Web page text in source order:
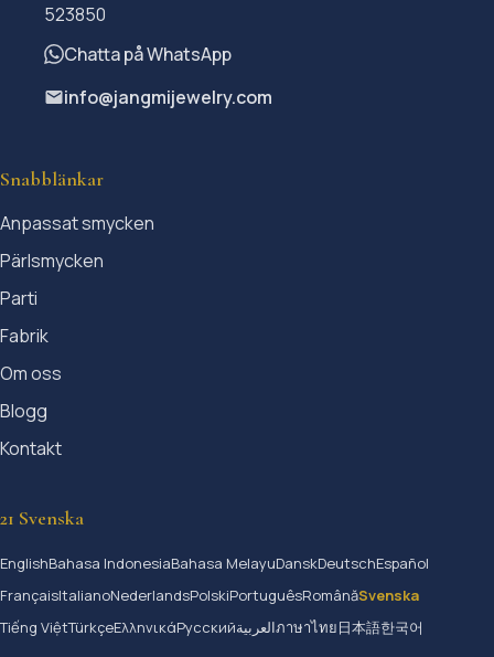
523850
Chatta på WhatsApp
info@jangmijewelry.com
Snabblänkar
Anpassat smycken
Pärlsmycken
Parti
Fabrik
Om oss
Blogg
Kontakt
21 Svenska
EnglishBahasa IndonesiaBahasa MelayuDanskDeutschEspañol
FrançaisItalianoNederlandsPolskiPortuguêsRomânăSvenska
Tiếng ViệtTürkçeΕλληνικάРусскийالعربيةภาษาไทย日本語한국어